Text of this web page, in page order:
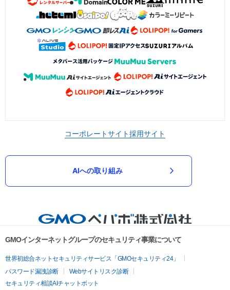
コーポレートサイト採用サイト
AIへの取り組み
GMOインターネットグループのセキュリティ事業について
世界初総合ネットセキュリティサービス「GMOセキュリティ24」
パスワード漏洩診断
Webサイトリスク診断
セキュリティ相談AIチャットボット